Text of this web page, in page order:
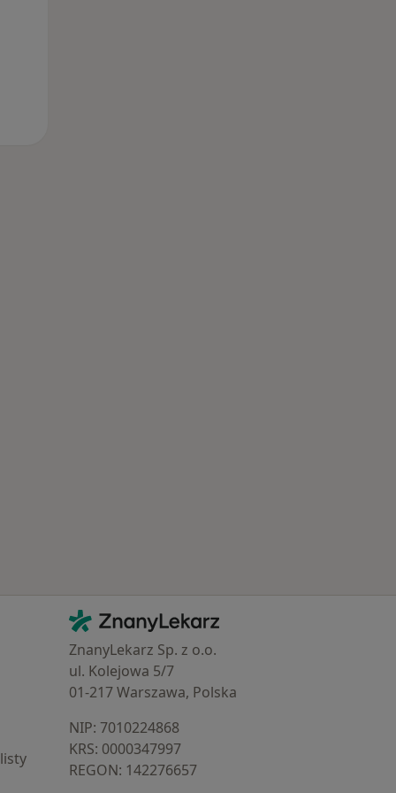
Kontakt
ZnanyLekarz - Strona główna
ZnanyLekarz Sp. z o.o.
ul. Kolejowa 5/7
01-217 Warszawa, Polska
NIP: ⁠7010224868
KRS: ⁠0000347997
REGON: ⁠142276657